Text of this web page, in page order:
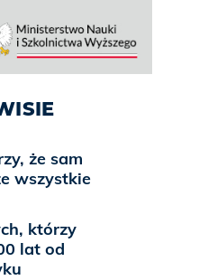
że sam
wszystkie
którzy
lat od